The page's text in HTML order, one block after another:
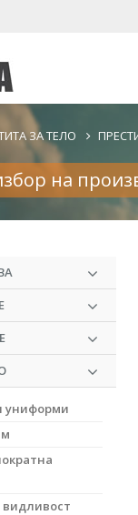
ЗА ТЕЛО
на
униформи
видливост